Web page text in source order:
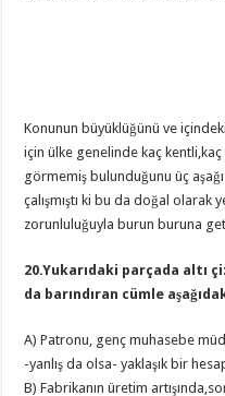
Konunun büyüklüğünü ve
için ülke genelinde kaç
görmemiş bulunduğunu üç
çalışmıştı ki bu da doğal olarak
zorunluluğuyla burun buruna
20.Yukarıdaki parçada altı
da barındıran cümle
A) Patronu, genç muhasebe
-yanlış da olsa- yaklaşık bir
B) Fabrikanın üretim